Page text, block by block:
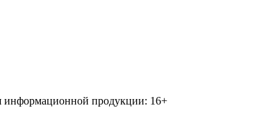
информационной продукции: 16+